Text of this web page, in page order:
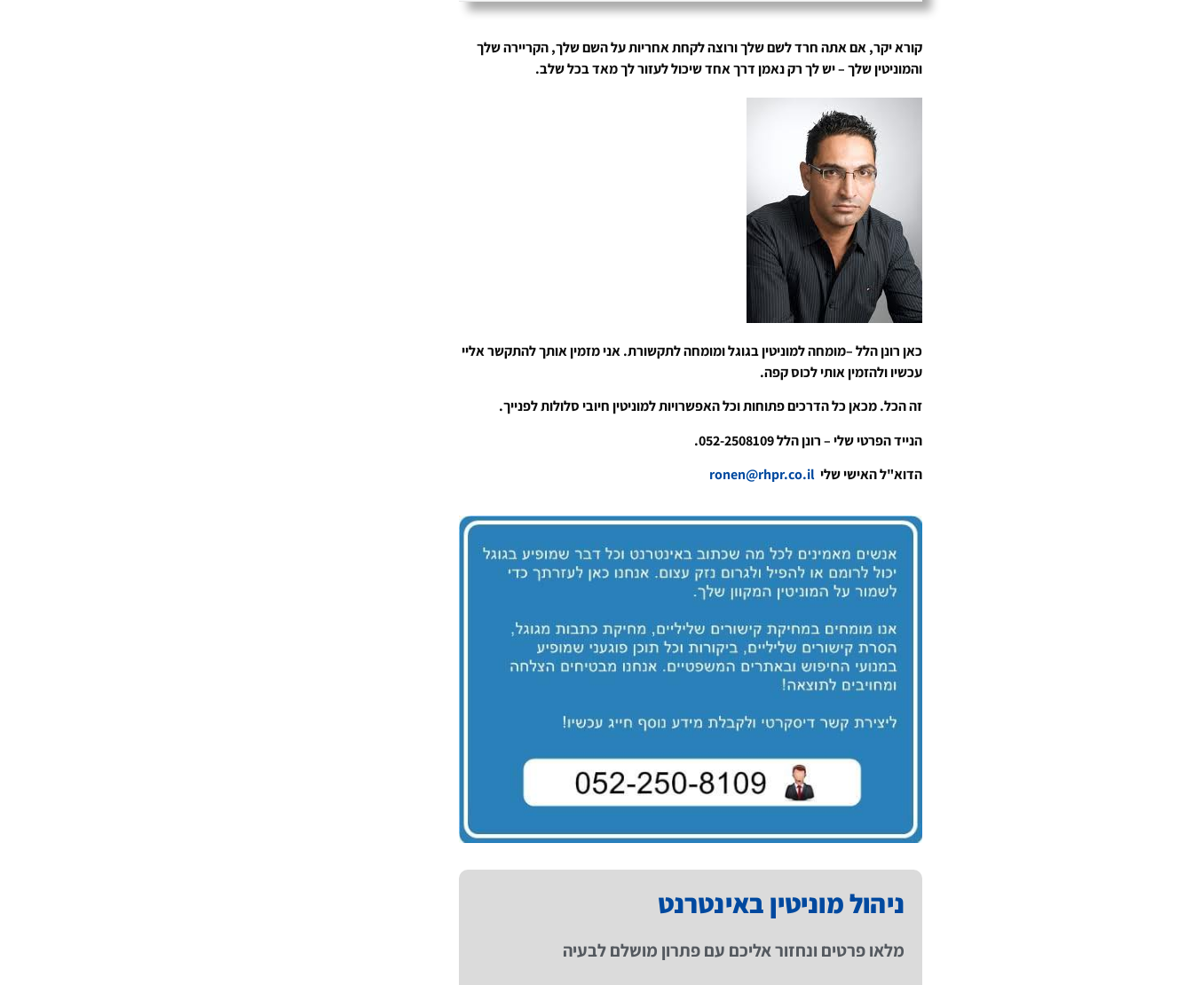
קורא יקר, אם אתה חרד לשם שלך ורוצה לקחת אחריות על השם שלך, הקריירה שלך
והמוניטין שלך – יש לך רק נאמן דרך אחד שיכול לעזור לך מאד בכל שלב.
כאן רונן הלל –מומחה למוניטין בגוגל ומומחה לתקשורת. אני מזמין אותך להתקשר אליי
עכשיו ולהזמין אותי לכוס קפה.
זה הכל. מכאן כל הדרכים פתוחות וכל האפשרויות למוניטין חיובי סלולות לפנייך.
הנייד הפרטי שלי – רונן הלל 052-2508109.
הדוא"ל האישי שלי
ניהול מוניטין באינטרנט
מלאו פרטים ונחזור אליכם עם פתרון מושלם לבעיה